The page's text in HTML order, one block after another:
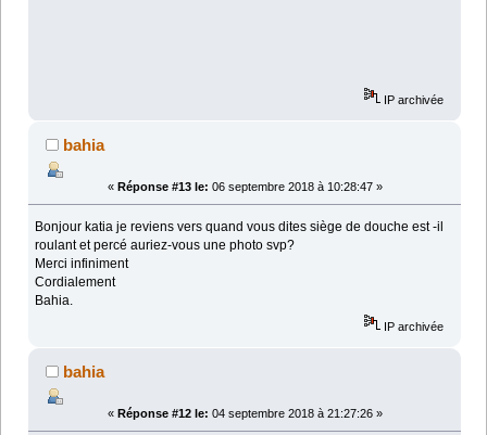
IP archivée
bahia
« Réponse #13 le: 06 septembre 2018 à 10:28:47 »
Bonjour katia je reviens vers quand vous dites siège de douche est -il
roulant et percé auriez-vous une photo svp?
Merci infiniment
Cordialement
Bahia.
IP archivée
bahia
« Réponse #12 le: 04 septembre 2018 à 21:27:26 »